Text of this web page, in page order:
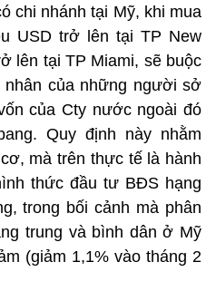
chi nhánh tại Mỹ, khi mua
USD trở lên tại TP New
lên tại TP Miami, sẽ buộc
nhân của những người sở
của Cty nước ngoài đó
Quy định này nhằm
mà trên thực tế là hành
thức đầu tư BĐS hạng
trong bối cảnh mà phân
trung và bình dân ở Mỹ
(giảm 1,1% vào tháng 2